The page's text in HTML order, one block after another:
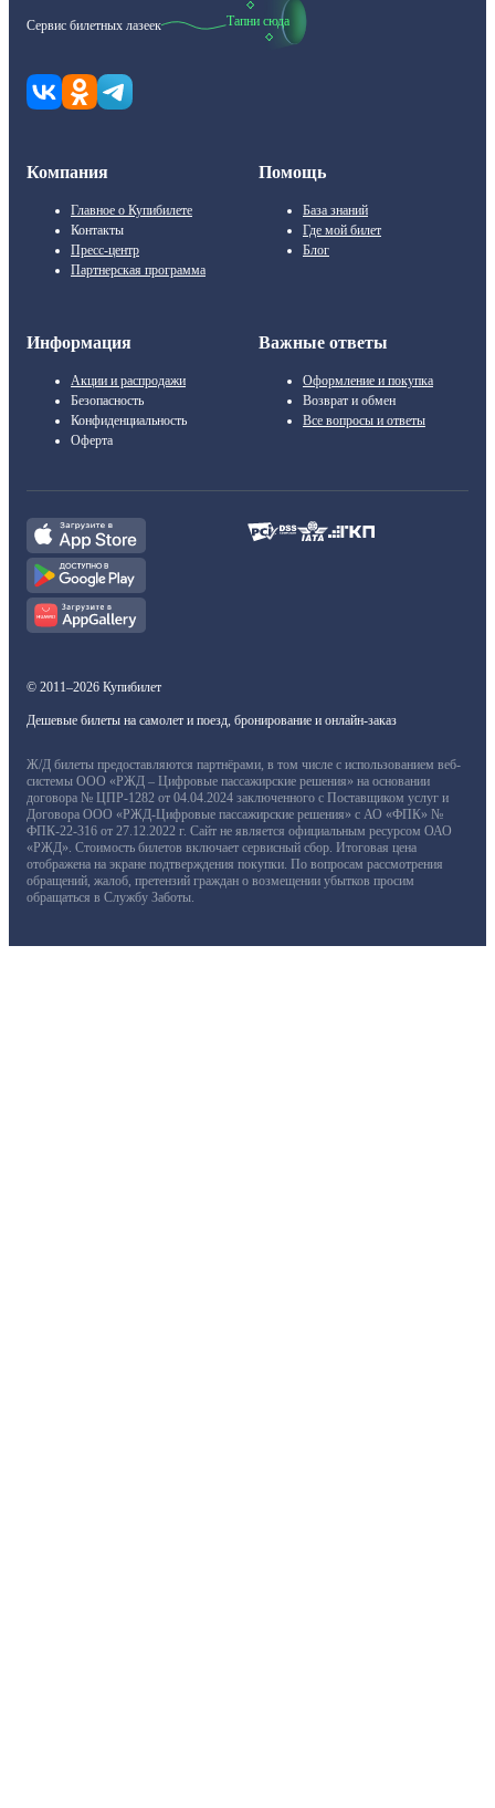
Сервис билетных лазеек Тапни сюда
Компания
Главное о Купибилете
Контакты
Пресс-центр
Партнерская программа
Помощь
База знаний
Где мой билет
Блог
Информация
Акции и распродажи
Безопасность
Конфиденциальность
Оферта
Важные ответы
Оформление и покупка
Возврат и обмен
Все вопросы и ответы
© 2011–2026 Купибилет
Дешевые билеты на самолет и поезд, бронирование и онлайн-заказ
Ж/Д билеты предоставляются партнёрами, в том числе с использованием веб-
системы ООО «РЖД – Цифровые пассажирские решения» на основании
договора № ЦПР-1282 от 04.04.2024 заключенного с Поставщиком услуг и
Договора ООО «РЖД-Цифровые пассажирские решения» с АО «ФПК» №
ФПК-22-316 от 27.12.2022 г. Сайт не является официальным ресурсом ОАО
«РЖД». Стоимость билетов включает сервисный сбор. Итоговая цена
отображена на экране подтверждения покупки. По вопросам рассмотрения
обращений, жалоб, претензий граждан о возмещении убытков просим
обращаться в Службу Заботы.